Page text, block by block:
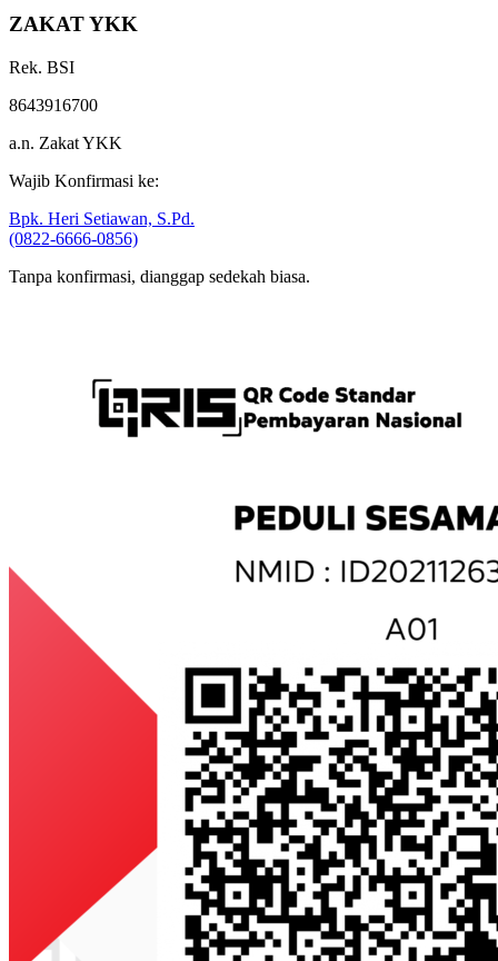
ZAKAT YKK
Rek. BSI
8643916700
a.n. Zakat YKK
Wajib Konfirmasi ke:
Bpk. Heri Setiawan, S.Pd.
(0822-6666-0856)
Tanpa konfirmasi, dianggap sedekah biasa.